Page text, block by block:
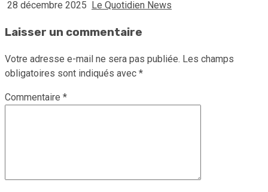
28 décembre 2025 Le Quotidien News
Laisser un commentaire
Votre adresse e-mail ne sera pas publiée. Les champs
obligatoires sont indiqués avec *
Commentaire *